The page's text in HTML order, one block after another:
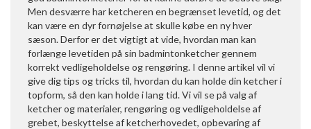
Men desværre har ketcheren en begrænset levetid, og det
kan være en dyr fornøjelse at skulle købe en ny hver
sæson. Derfor er det vigtigt at vide, hvordan man kan
forlænge levetiden på sin badmintonketcher gennem
korrekt vedligeholdelse og rengøring. I denne artikel vil vi
give dig tips og tricks til, hvordan du kan holde din ketcher i
topform, så den kan holde i lang tid. Vi vil se på valg af
ketcher og materialer, rengøring og vedligeholdelse af
grebet, beskyttelse af ketcherhovedet, opbevaring af